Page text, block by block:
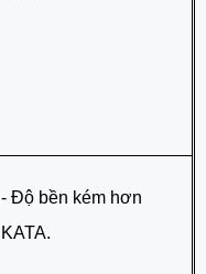
- Độ bền kém hơn
KATA.